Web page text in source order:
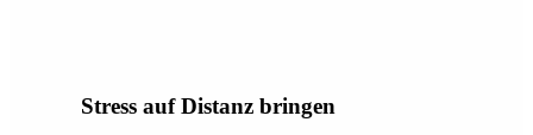
Stress auf Distanz bringen